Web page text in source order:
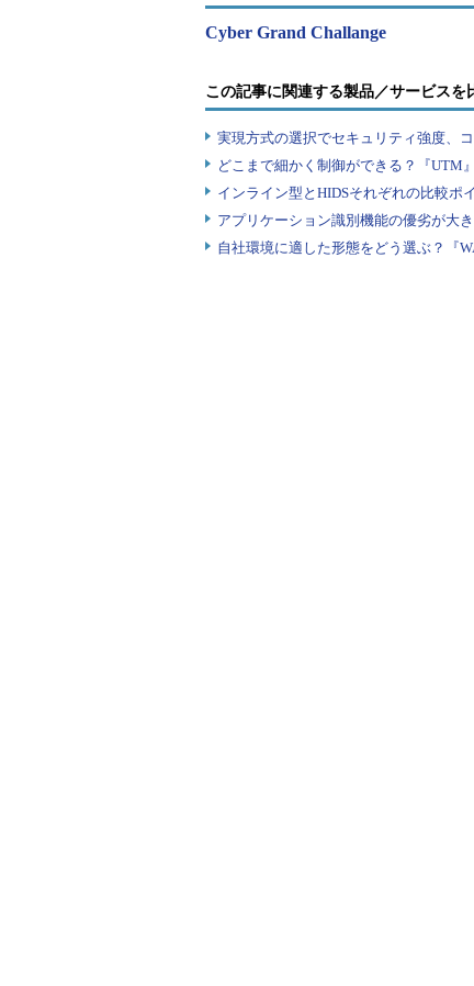
8月5日に行われた決勝戦で各チ
脆弱性から、近年多くのシステム
見。中にはSendmailで発見された
い脆弱性を見つけたチームさえ
ーカー氏によれば、決勝戦を通じ
正されたという。
Cyber Grand Challange
この記事に関連する製品／サービスを
実現方式の選択でセキュリティ強度、
どこまで細かく制御ができる？『UTM
インライン型とHIDSそれぞれの比較ポ
アプリケーション識別機能の優劣が大
自社環境に適した形態をどう選ぶ？『